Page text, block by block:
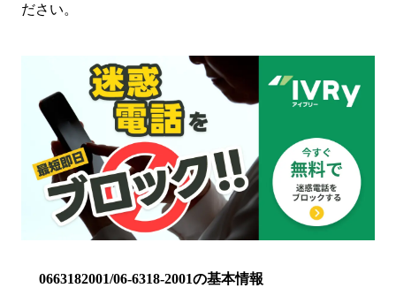
ださい。
0663182001/06-6318-2001の基本情報